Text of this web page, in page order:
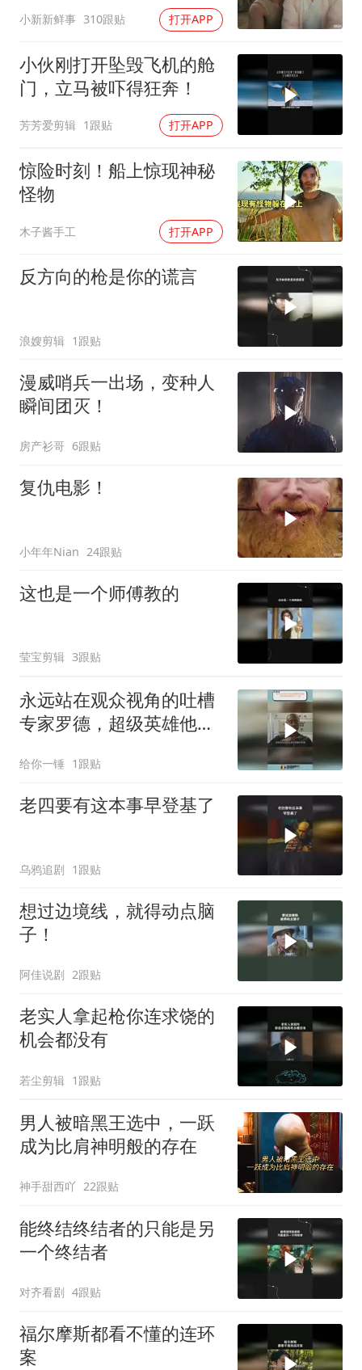
小新新鲜事 310跟贴 打开APP
小伙刚打开坠毁飞机的舱
门，立马被吓得狂奔！
芳芳爱剪辑 1跟贴 打开APP
惊险时刻！船上惊现神秘
怪物
木子酱手工 打开APP
反方向的枪是你的谎言
浪嫂剪辑 1跟贴
漫威哨兵一出场，变种人
瞬间团灭！
房产衫哥 6跟贴
复仇电影！
小年年Nian 24跟贴
这也是一个师傅教的
莹宝剪辑 3跟贴
永远站在观众视角的吐槽
专家罗德，超级英雄他都
给你一锤 1跟贴
老四要有这本事早登基了
乌鸦追剧 1跟贴
想过边境线，就得动点脑
子！
阿佳说剧 2跟贴
老实人拿起枪你连求饶的
机会都没有
若尘剪辑 1跟贴
男人被暗黑王选中，一跃
成为比肩神明般的存在
神手甜西吖 22跟贴
能终结终结者的只能是另
一个终结者
对齐看剧 4跟贴
福尔摩斯都看不懂的连环
案